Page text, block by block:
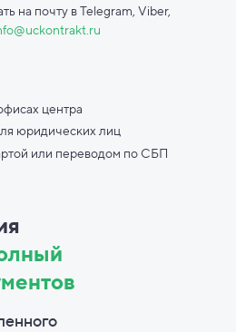
на почту в Telegram, Viber,
центра
юридических лиц
или переводом по СБП